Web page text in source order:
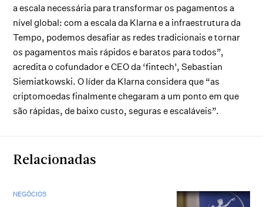
a escala necessária para transformar os pagamentos a
nível global: com a escala da Klarna e a infraestrutura da
Tempo, podemos desafiar as redes tradicionais e tornar
os pagamentos mais rápidos e baratos para todos”,
acredita o cofundador e CEO da ‘fintech’, Sebastian
Siemiatkowski. O líder da Klarna considera que “as
criptomoedas finalmente chegaram a um ponto em que
são rápidas, de baixo custo, seguras e escaláveis”.
Relacionadas
NEGÓCIOS